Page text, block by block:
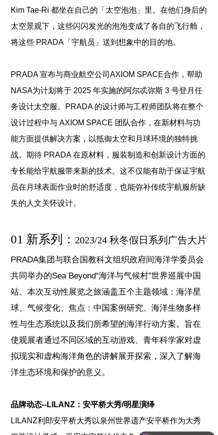
Kim Tae-Ri 都坐在自己的「太空泡泡」里。在他们身后的
太空景观下，这些闪闪发光的泡泡变成了各自的飞行舱，
将这些 PRADA「宇航员」送到想象中的目的地。
PRADA 宣布与商业航空公司AXIOM SPACE合作，帮助
NASA为计划将于 2025 年实施的阿尔忒弥斯 3 号登月任
务设计太空服。PRADA 的设计师与工程师团队将在整个
设计过程中与 AXIOM SPACE 团队合作，在新材料与功
能方面提供解决方案，以抵御太空和月球环境的独特挑
战。期待 PRADA 在原材料，服装制造和创新设计方面的
专长能给宇航服带来新的技术。这不仅能有助于保证宇航
员在月球表面作业时的舒适度，也能弥补传统宇航服所缺
失的人文关怀设计。
01 新系列： 2023/24 秋冬假日系列广告大片
PRADA集团与联合国教科文组织政府间海洋学委员会
共同举办的Sea Beyond“海洋与气候村”世界巡展中国
站。本次互动性展览之旅涵盖五个主题领域：海洋星
球、气候变化、焦点：中国案例研究、海洋生物多样
性与生态系统以及我们所希望的海洋行动方案。旨在
使观展者通过不同区域的互动游戏、青年科学家对虚
拟现实和虚构海洋角色的讲解展开探索，深入了解海
洋生态环境和保护的意义。
品牌动态--LILANZ：安平桥大秀/明星演绎
LILANZ利郎安平桥大秀以泉州世界遗产安平桥作为大秀